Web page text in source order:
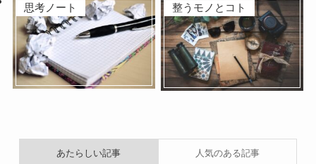
思考ノート 整うモノとコト
あたらしい記事 人気のある記事